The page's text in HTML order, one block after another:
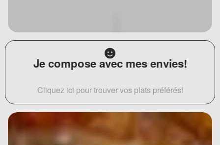
Je compose avec mes envies!
Cliquez ici pour trouver vos plats préférés!